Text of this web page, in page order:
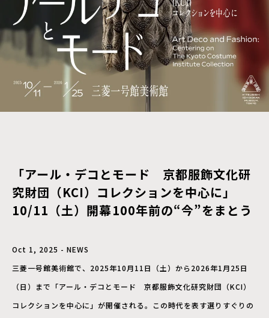
「アール・デコとモード 京都服飾文化研
究財団（KCI）コレクションを中心に」
10/11（土）開幕――100年前の“今”をまとう
Oct 1, 2025 - NEWS
三菱一号館美術館で、2025年10月11日（土）から2026年1月25日
（日）まで「アール・デコとモード 京都服飾文化研究財団（KCI）
コレクションを中心に」が開催される。この時代を表す選りすぐりの